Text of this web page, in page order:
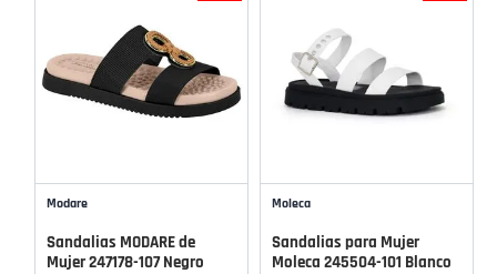
Modare
Sandalias MODARE de
Mujer 247178-107 Negro
Moleca
Sandalias para Mujer
Moleca 245504-101 Blanco